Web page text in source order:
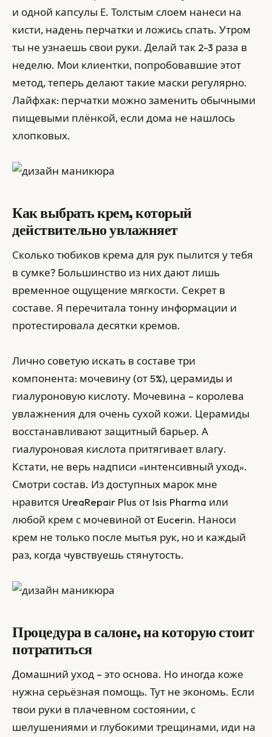
и одной капсулы Е. Толстым слоем нанеси на
кисти, надень перчатки и ложись спать. Утром
ты не узнаешь свои руки. Делай так 2-3 раза в
неделю. Мои клиентки, попробовавшие этот
метод, теперь делают такие маски регулярно.
Лайфхак: перчатки можно заменить обычными
пищевыми плёнкой, если дома не нашлось
хлопковых.
Как выбрать крем, который
действительно увлажняет
Сколько тюбиков крема для рук пылится у тебя
в сумке? Большинство из них дают лишь
временное ощущение мягкости. Секрет в
составе. Я перечитала тонну информации и
протестировала десятки кремов.
Лично советую искать в составе три
компонента: мочевину (от 5%), церамиды и
гиалуроновую кислоту. Мочевина – королева
увлажнения для очень сухой кожи. Церамиды
восстанавливают защитный барьер. А
гиалуроновая кислота притягивает влагу.
Кстати, не верь надписи «интенсивный уход».
Смотри состав. Из доступных марок мне
нравится UreaRepair Plus от Isis Pharma или
любой крем с мочевиной от Eucerin. Наноси
крем не только после мытья рук, но и каждый
раз, когда чувствуешь стянутость.
Процедура в салоне, на которую стоит
потратиться
Домашний уход – это основа. Но иногда коже
нужна серьёзная помощь. Тут не экономь. Если
твои руки в плачевном состоянии, с
шелушениями и глубокими трещинами, иди на